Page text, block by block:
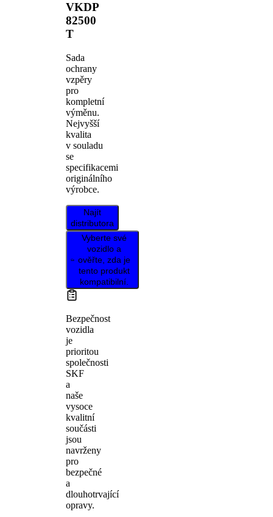
VKDP
82500
T
Sada
ochrany
vzpěry
pro
kompletní
výměnu.
Nejvyšší
kvalita
v souladu
se
specifikacemi
originálního
výrobce.
Najít
distributora
Vyberte své
vozidlo a
ověřte, zda je
tento produkt
kompatibilní.
Bezpečnost
vozidla
je
prioritou
společnosti
SKF
a
naše
vysoce
kvalitní
součásti
jsou
navrženy
pro
bezpečné
a
dlouhotrvající
opravy.